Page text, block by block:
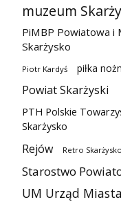
muzeum
PiMBP Powiatowa i
Skarżysko
Piotr Kardyś piłka
Powiat Skarżyski
PTH Polskie
Skarżysko
Rejów Retro Skarżysko
Starostwo
UM Urząd